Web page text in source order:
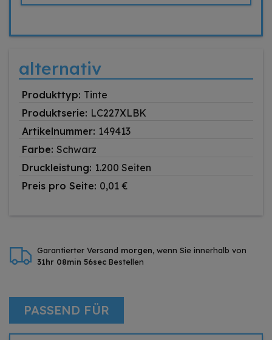
alternativ
Produkttyp: Tinte
Produktserie: LC227XLBK
Artikelnummer: 149413
Farbe: Schwarz
Druckleistung: 1.200 Seiten
Preis pro Seite: 0,01 €
Garantierter Versand morgen, wenn Sie innerhalb von
31hr 08min 55secBestellen
PASSEND FÜR